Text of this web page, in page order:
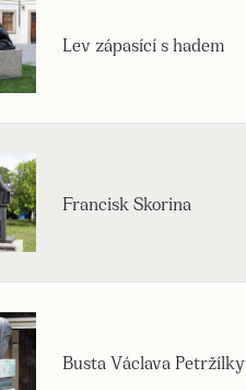
Lev zápasící s hadem
Francisk Skorina
Busta Václava Petržílky